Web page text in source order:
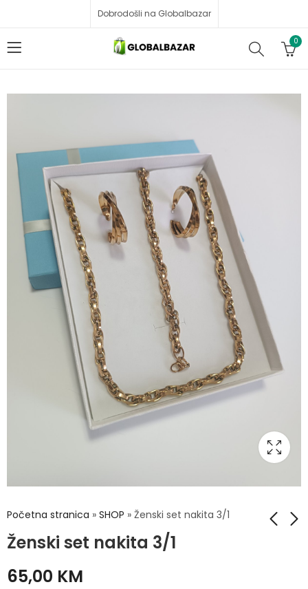
Dobrodošli na Globalbazar
0
Početna stranica » SHOP » Ženski set nakita 3/1
Ženski set nakita 3/1
65,00 KM